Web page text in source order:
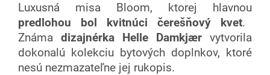
Luxusná misa Bloom, ktorej hlavnou
predlohou bol kvitnúci čerešňový kvet.
Známa dizajnérka Helle Damkjær vytvorila
dokonalú kolekciu bytových doplnkov, ktoré
nesú nezmazateľne jej rukopis.